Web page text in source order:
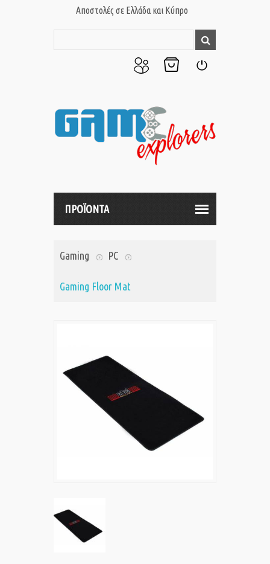
Αποστολές σε Ελλάδα και Κύπρο
μου
ΠΡΟΪΟΝΤΑ
Gaming PC
Gaming Floor Mat